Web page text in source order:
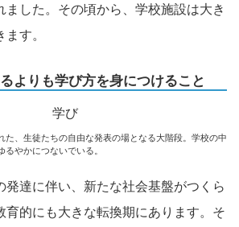
ました。その頃から、学校施設は大き
す。
よりも学び方を身につけること
た、生徒たちの自由な発表の場となる大階段。学校の中
やかにつないでいる。
発達に伴い、新たな社会基盤がつくら
育的にも大きな転換期にあります。そ